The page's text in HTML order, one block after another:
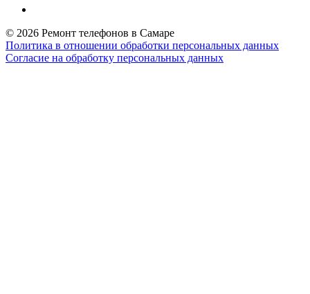
© 2026 Ремонт телефонов в Самаре
Политика в отношении обработки персональных данных
Согласие на обработку персональных данных